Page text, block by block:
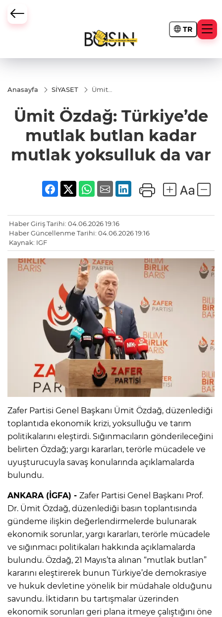
TR
Anasayfa SİYASET
Ümit
mutlak
butlan
kadar
mutlak
da var
Ümit Özdağ: Türkiye’de
mutlak butlan kadar
mutlak yoksulluk da var
Haber Giriş Tarihi: 04.06.2026 19:16
Haber Güncellenme Tarihi: 04.06.2026 19:16
Kaynak: IGF
Zafer Partisi Genel Başkanı Ümit Özdağ, düzenlediği
toplantıda ekonomik krizi, yoksulluğu ve tarım
politikalarını eleştirdi. Sığınmacıların gönderileceğini
belirten Özdağ; yargı kararları, terörle mücadele ve
uyuşturucuyla savaş konularında açıklamalarda
bulundu.
ANKARA (İGFA) - Zafer Partisi Genel Başkanı Prof.
Dr. Ümit Özdağ, düzenlediği basın toplantısında
gündeme ilişkin değerlendirmelerde bulunarak
ekonomik sorunlar, yargı kararları, terörle mücadele
ve sığınmacı politikaları hakkında açıklamalarda
bulundu. Özdağ, 21 Mayıs’ta alınan “mutlak butlan”
kararını eleştirerek bunun Türkiye’de demokrasiye
ve hukuk devletine yönelik bir müdahale olduğunu
savundu. İktidarın bu tartışmalar üzerinden
ekonomik sorunları geri plana itmeye çalıştığını öne